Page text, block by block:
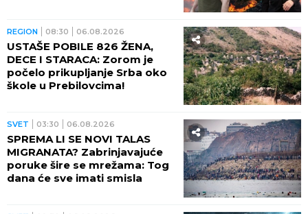
REGION 08:30 06.08.2026
USTAŠE POBILE 826 ŽENA,
DECE I STARACA: Zorom je
počelo prikupljanje Srba oko
škole u Prebilovcima!
SVET 03:30 06.08.2026
SPREMA LI SE NOVI TALAS
MIGRANATA? Zabrinjavajuće
poruke šire se mrežama: Tog
dana će sve imati smisla